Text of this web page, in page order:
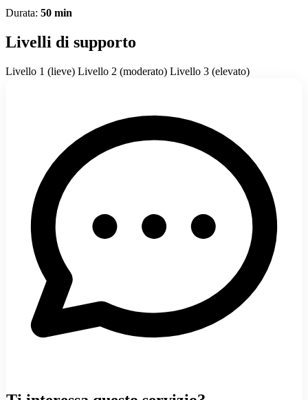
Durata: 50 min
Livelli di supporto
Livello 1 (lieve) Livello 2 (moderato) Livello 3 (elevato)